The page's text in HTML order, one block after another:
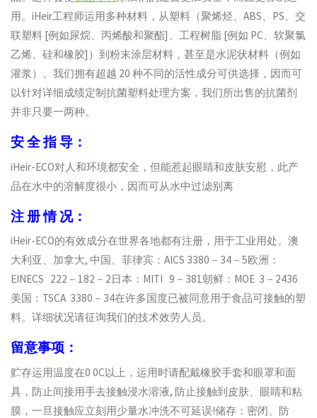
用。iHeir工程师运用多种材料，从塑料（聚烯烃、ABS、PS、交
联塑料 [例如尿烷、丙烯酸和聚酯]、工程树脂 [例如 PC、软聚氯
乙烯、硅和橡胶]）到粉末涂层材料，甚至是水泥状材料（例如
灌浆）。我们拥有超越 20 种不同的活性成分可供选择，因而可
以针对详细成绩定制抗菌塑料处理方案，我们所出售的抗菌剂
并非只要一两种。
安 全 指 导：
iHeir-ECO对人和环境都安全，但能惹起眼睛和皮肤安慰，此产
品在水中的溶解度很小，因而可从水中过滤别离
注 册 情 况：
iHeir-ECO的有效成分在世界各地都有注册，用于工业用处。澳
大利亚、加拿大, 中国、菲律宾：AICS 3380－34－5欧洲：
EINECS 222－182－2日本：MITI 9－381朝鲜：MOE 3－2436
美国：TSCA 3380－34在许多国度已被同意用于食品可接触的塑
料。详细状况请征询我们的技术效劳人员。
留意事项：
贮存运用温度在0 0C以上，运用时请配戴橡胶手套和眼罩和面
具，防止间接用手去接触浸水溶液, 防止接触到皮肤、眼睛和粘
膜，一旦接触应立刻用少量水冲洗不可延误!储存：密闭、防